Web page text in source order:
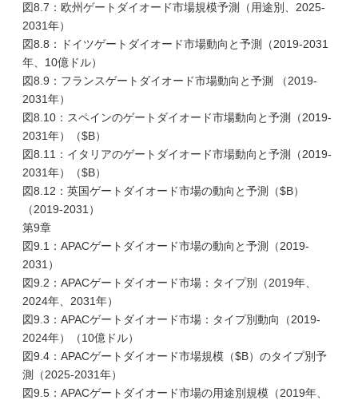
図8.7：欧州ゲートダイオード市場規模予測（用途別、2025-
2031年）
図8.8：ドイツゲートダイオード市場動向と予測（2019-2031
年、10億ドル）
図8.9：フランスゲートダイオード市場動向と予測 （2019-
2031年）
図8.10：スペインのゲートダイオード市場動向と予測（2019-
2031年）（$B）
図8.11：イタリアのゲートダイオード市場動向と予測（2019-
2031年）（$B）
図8.12：英国ゲートダイオード市場の動向と予測（$B）
（2019-2031）
第9章
図9.1：APACゲートダイオード市場の動向と予測（2019-
2031）
図9.2：APACゲートダイオード市場：タイプ別（2019年、
2024年、2031年）
図9.3：APACゲートダイオード市場：タイプ別動向（2019-
2024年）（10億ドル）
図9.4：APACゲートダイオード市場規模（$B）のタイプ別予
測（2025-2031年）
図9.5：APACゲートダイオード市場の用途別規模（2019年、